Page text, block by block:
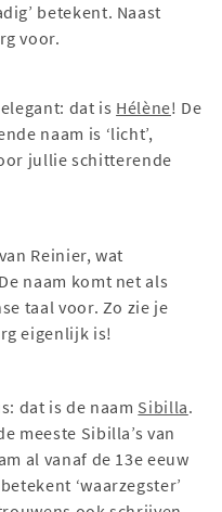
betekent. Naast
voor.
dat is Hélène! De
naam is ‘licht’,
jullie schitterende
Reinier, wat
naam komt net als
taal voor. Zo zie je
eigenlijk is!
dat is de naam Sibilla.
meeste Sibilla’s van
al vanaf de 13e eeuw
‘waarzegster’